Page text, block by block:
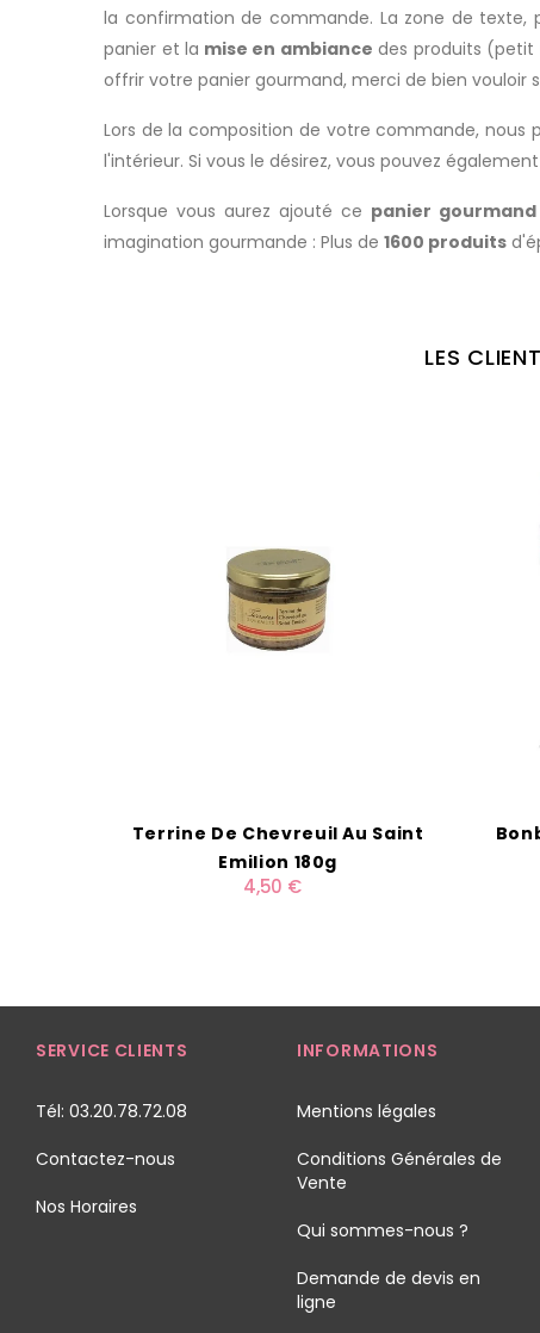
la confirmation de commande. La zone de
panier et la mise en ambiance des produits (petit
offrir votre panier gourmand, merci de bien vouloir
Lors de la composition de votre commande, nous
l'intérieur. Si vous le désirez, vous pouvez
Lorsque vous aurez ajouté ce panier
imagination gourmande : Plus de 1600 produits
LES
Terrine De Chevreuil Au Saint
Emilion 180g
4,50 €
SERVICE CLIENTS
Tél: 03.20.78.72.08
Contactez-nous
Nos Horaires
INFORMATIONS
Mentions légales
Conditions Générales de
Vente
Qui sommes-nous ?
Demande de devis en
ligne